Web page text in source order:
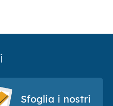
Sfoglia i nostri